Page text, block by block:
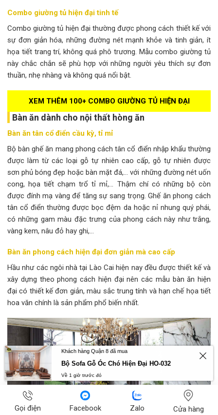
Combo giường tủ hiện đại tinh tế
Combo giường tủ hiện đại thường được phong cách thiết kế với
sự đơn giản hóa, những đường nét mạnh khỏe và tinh giản, ít
họa tiết trang trí, không quá phô trương. Mẫu combo giường tủ
này chắc chắn sẽ phù hợp với những người yêu thích sự đơn
thuần, nhẹ nhàng và không quá nổi bật.
XEM THÊM 100+ COMBO GIƯỜNG TỦ HIỆN ĐẠI
Bàn ăn dành cho nội thất hòng ăn
Bàn ăn tân cổ điển cầu kỳ, tỉ mỉ
Bộ bàn ghế ăn mang phong cách tân cổ điển nhập khẩu thường
được làm từ các loại gỗ tự nhiên cao cấp, gỗ tự nhiên được
sơn phủ bóng đẹp hoặc bàn mặt đá,… với những đường nét uốn
cong, họa tiết chạm trổ tỉ mỉ,… Thậm chí có những bộ còn
được đính mạ vàng để tăng sự sang trọng. Ghế ăn phong cách
tân cổ điển thường được bọc đệm da hoặc nỉ nhung quý phái,
có những gam màu đặc trưng của phong cách này như trắng,
vàng kem, nâu đỏ hay ghi,…
Bàn ăn phong cách hiện đại đơn giản mà cao cấp
Hầu như các ngôi nhà tại Lào Cai hiện nay đều được thiết kế và
xây dựng theo phong cách hiện đại nên các mẫu bàn ăn hiện
đại có thiết kế đơn giản, màu sắc trung tính và hạn chế họa tiết
hoa văn chính là sản phẩm phổ biến nhất.
Gọi điện Facebook Zalo Cửa hàng
Khách hàng Quận 8 đã mua
Bộ Sofa Gỗ Óc Chó Hiện Đại HO-032
Về 1 giờ trước đó